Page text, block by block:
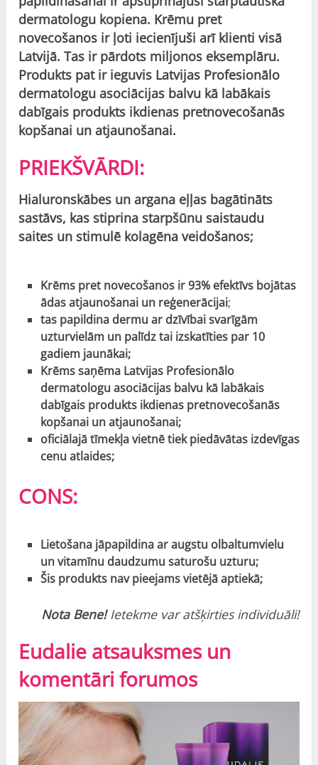
dermatologu kopiena. Krēmu pret
novecošanos ir ļoti iecienījuši arī klienti visā
Latvijā. Tas ir pārdots miljonos eksemplāru.
Produkts pat ir ieguvis Latvijas Profesionālo
dermatologu asociācijas balvu kā labākais
dabīgais produkts ikdienas pretnovecošanās
kopšanai un atjaunošanai.
PRIEKŠVĀRDI:
Hialuronskābes un argana eļļas bagātināts
sastāvs, kas stiprina starpšūnu saistaudu
saites un stimulē kolagēna veidošanos;
Krēms pret novecošanos ir 93% efektīvs bojātas
ādas atjaunošanai un reģenerācijai;
tas papildina dermu ar dzīvībai svarīgām
uzturvielām un palīdz tai izskatīties par 10
gadiem jaunākai;
Krēms saņēma Latvijas Profesionālo
dermatologu asociācijas balvu kā labākais
dabīgais produkts ikdienas pretnovecošanās
kopšanai un atjaunošanai;
oficiālajā tīmekļa vietnē tiek piedāvātas izdevīgas
cenu atlaides;
CONS:
Lietošana jāpapildina ar augstu olbaltumvielu
un vitamīnu daudzumu saturošu uzturu;
Šis produkts nav pieejams vietējā aptiekā;
Nota Bene! Ietekme var atšķirties individuāli!
Eudalie atsauksmes un
komentāri forumos